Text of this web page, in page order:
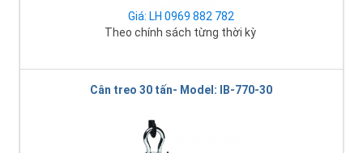
Giá: LH 0969 882 782
Theo chính sách từng thời kỳ
Cân treo 30 tấn- Model: IB-770-30